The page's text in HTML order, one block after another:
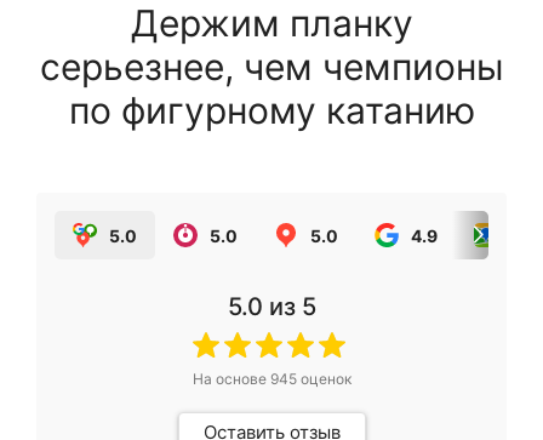
Держим планку
серьезнее, чем чемпионы
по фигурному катанию
5.0 5.0 5.0 4.9
5.0 из 5
На основе 945оценок
Оставить отзыв